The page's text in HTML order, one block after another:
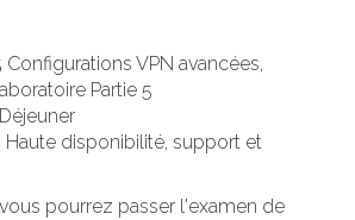
Configurations VPN avancées,
Partie 5
Haute disponibilité, support et
pourrez passer l'examen de